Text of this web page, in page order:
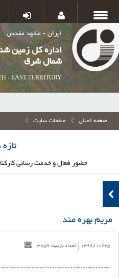
ایران - مشهد مقدس
اداره کل زمین
شمال شرق
- EAST TERRITORY
صفحه اصلی صفحات سایت
حضور فعال و خدمت رسانی
مریم بهره مند
1396/10/25 تعداد بازدید: 3759